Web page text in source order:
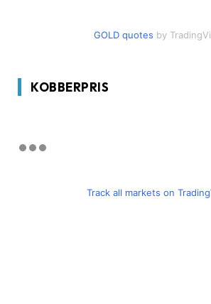
GOLD quotes by
KOBBERPRIS
Track all markets on